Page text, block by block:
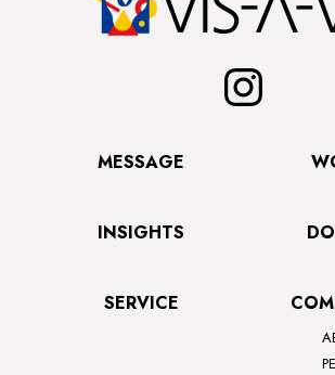
MESSAGE
INSIGHTS
SERVICE